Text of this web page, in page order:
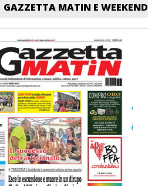
GAZZETTA MATIN E WEEKEND